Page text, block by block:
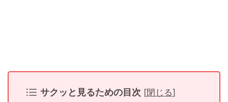
サクッと見るための目次 [閉じる]